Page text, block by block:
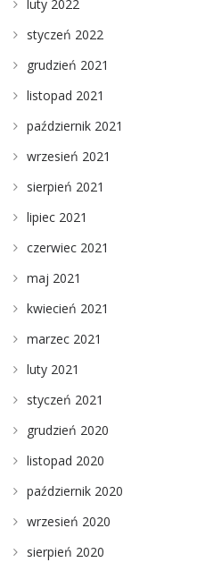
luty 2022
styczeń 2022
grudzień 2021
listopad 2021
październik 2021
wrzesień 2021
sierpień 2021
lipiec 2021
czerwiec 2021
maj 2021
kwiecień 2021
marzec 2021
luty 2021
styczeń 2021
grudzień 2020
listopad 2020
październik 2020
wrzesień 2020
sierpień 2020